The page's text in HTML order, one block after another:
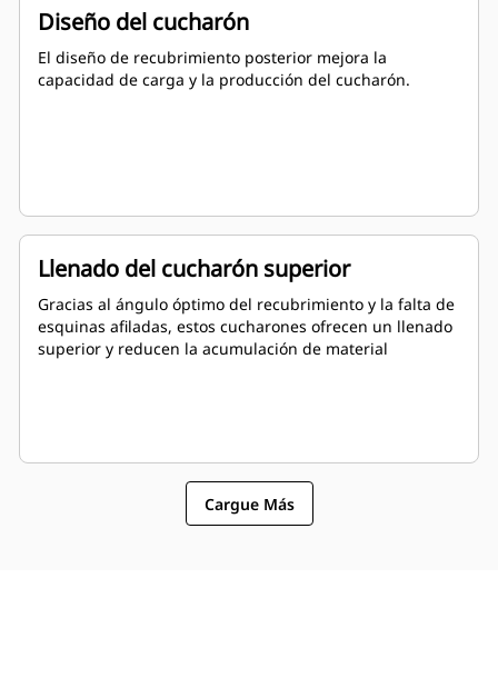
Diseño del cucharón
El diseño de recubrimiento posterior mejora la
capacidad de carga y la producción del cucharón.
Llenado del cucharón superior
Gracias al ángulo óptimo del recubrimiento y la falta de
esquinas afiladas, estos cucharones ofrecen un llenado
superior y reducen la acumulación de material
Cargue Más